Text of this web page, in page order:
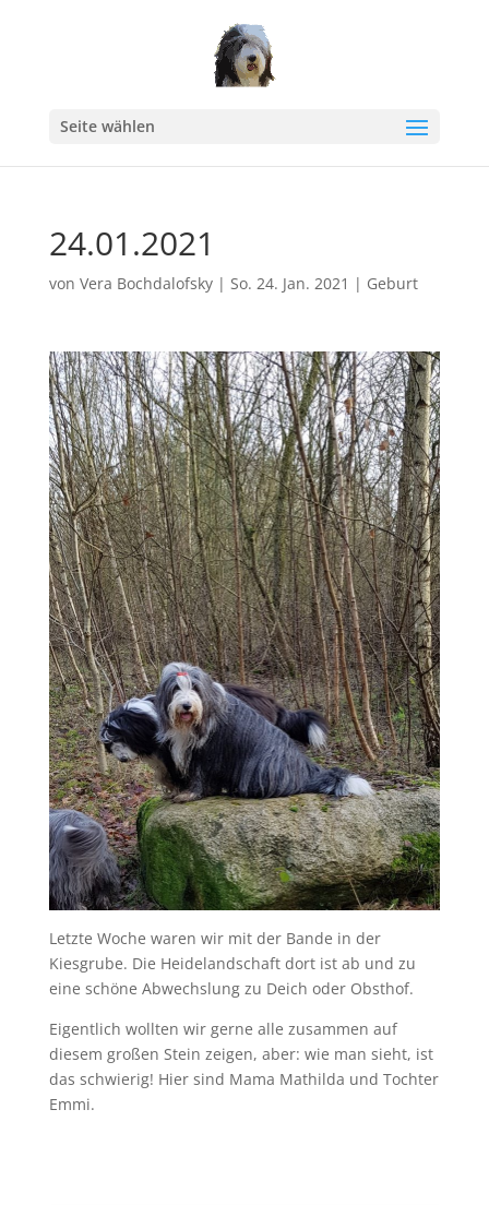
Seite wählen
24.01.2021
von Vera Bochdalofsky| So. 24. Jan. 2021 | Geburt
Letzte Woche waren wir mit der Bande in der
Kiesgrube. Die Heidelandschaft dort ist ab und zu
eine schöne Abwechslung zu Deich oder Obsthof.
Eigentlich wollten wir gerne alle zusammen auf
diesem großen Stein zeigen, aber: wie man sieht, ist
das schwierig! Hier sind Mama Mathilda und Tochter
Emmi.